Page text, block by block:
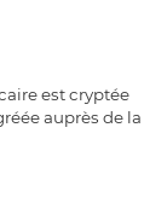
est cryptée
auprès de la